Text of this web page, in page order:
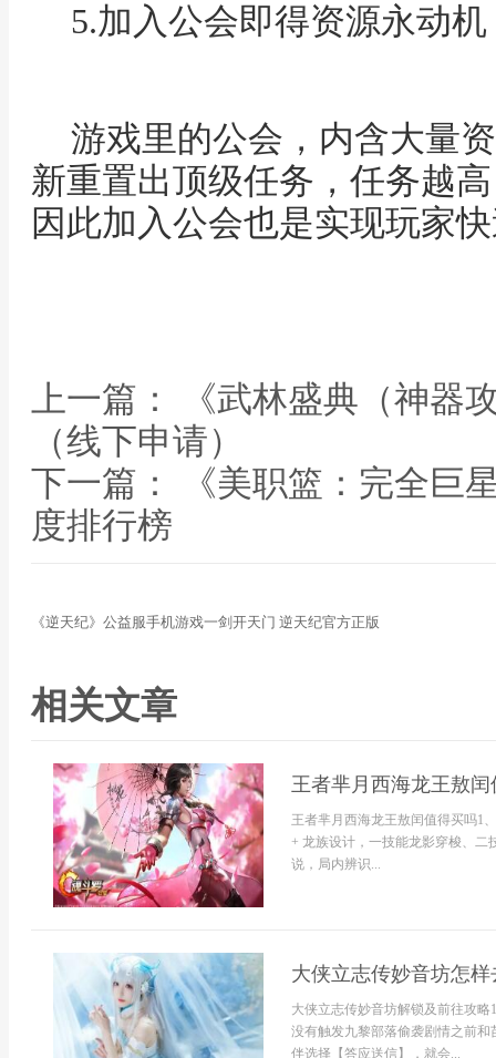
5.加入公会即得资源永动机
游戏里的公会，内含大量
新重置出顶级任务，任务越
因此加入公会也是实现玩家
上一篇： 《武林盛典（神器
（线下申请）
下一篇： 《美职篮：完全巨
度排行榜
《逆天纪》公益服手机游戏一剑开天门 逆天纪官方正版
相关文章
王者芈月西海龙王敖
王者芈月西海龙王敖闰值得买吗1
+ 龙族设计，一技能龙影穿梭、二
说，局内辨识...
大侠立志传妙音坊怎
大侠立志传妙音坊解锁及前往攻
没有触发九黎部落偷袭剧情之前
伴选择【答应送信】，就会...